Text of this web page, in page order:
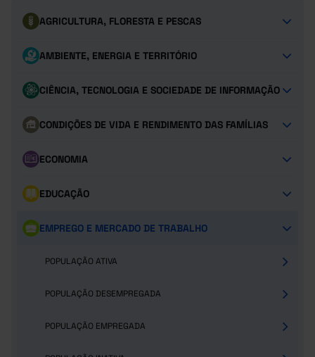
AGRICULTURA, FLORESTA E PESCAS
AMBIENTE, ENERGIA E TERRITÓRIO
CIÊNCIA, TECNOLOGIA E SOCIEDADE DE INFORMAÇÃO
CONDIÇÕES DE VIDA E RENDIMENTO DAS FAMÍLIAS
ECONOMIA
EDUCAÇÃO
EMPREGO E MERCADO DE TRABALHO
POPULAÇÃO ATIVA
POPULAÇÃO DESEMPREGADA
POPULAÇÃO EMPREGADA